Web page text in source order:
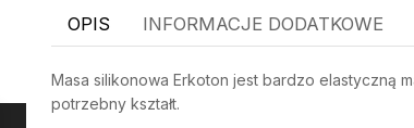
OPIS INFORMACJE DODATKOWE
Masa silikonowa Erkoton jest bardzo elastyczną
potrzebny kształt.